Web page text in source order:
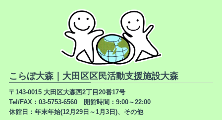
こらぼ大森｜大田区区民活動支援施設大森
〒143-0015 大田区大森西2丁目20番17号
Tel/FAX：03-5753-6560 開館時間：9:00～22:00
休館日：年末年始(12月29日～1月3日)、その他